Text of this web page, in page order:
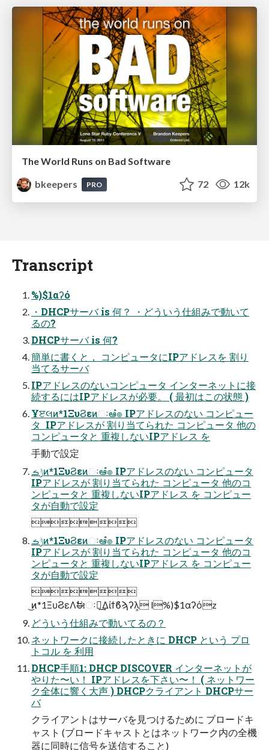
The World Runs on Bad Software
bkeepers
PRO 72 12k
Transcript
%)$1αʔό
・DHCPサーバ is 何？ ・どういう仕組みで動いて
るの?
DHCPサーバ is 何?
簡単に書くと， コンピュータにIPアドレスを 割り
当てるサーバ
IPアドレスのないコンピュータ インターネットに接
続するにはIPアドレスが必要。 ( 最初はこの状態 )
Ұੲલͷ*1ΞυϨεͷઃఆํ๏ IPアドレスのない コンピュー
タ  IPアドレスが 割り当てられた コンピュータ 他の
コンピュータと 重複しないIPアドレス を
手動で設定
ݱࡏͷ*1ΞυϨεͷઃఆํ๏ IPアドレスのない コンピュータ
IPアドレスが 割り当てられた コンピュータ 他のコ
ンピュータと 重複しないIPアドレス を コンピュー
タが自動で設定

ݱࡏͷ*1ΞυϨεͷઃఆํ๏ IPアドレスのない コンピュータ
IPアドレスが 割り当てられた コンピュータ 他のコ
ンピュータと 重複しないIPアドレス を コンピュー
タが自動で設定

͜ͷ*1ΞυϨεΛࣗಈઃఆ͢Δίϯϐϡʔλ͕ l%)$1αʔόz
どういう仕組みで動いてるの？
ネットワークに接続したときに DHCP という プロ
トコル を 利用
DHCP手順1: DHCP DISCOVER インターネットが
やりた〜い！ IPアドレスを下さい〜！ ( ネットワー
ク全体に響く大声 ) DHCPクライアント DHCPサー
バ
クライアントはサーバを見つけるために ブロードキ
ャスト (ブロードキャストとはネットワーク内の全機
器に同時に信号を送信すること)